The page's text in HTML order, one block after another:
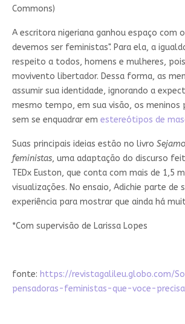
Commons)
A escritora nigeriana ganhou espaço com
devemos ser feministas". Para ela, a
respeito a todos, homens e mulheres,
movivento libertador. Dessa forma, as
assumir sua identidade, ignorando a
mesmo tempo, em sua visão, os meninos
sem se enquadrar em estereótipos de
Suas principais ideias estão no livro
feministas, uma adaptação do discurso
TEDx Euston, que conta com mais de 1,5
visualizações. No ensaio, Adichie parte de
experiência para mostrar que ainda há
*Com supervisão de Larissa Lopes
fonte: https://revistagalileu.globo.com/
pensadoras-feministas-que-voce-